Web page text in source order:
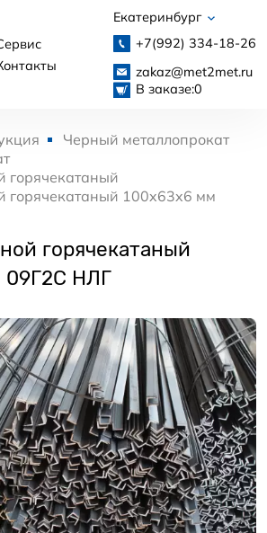
Екатеринбург
+7(992) 334-18-26
zakaz@met2met.ru
В заказе:0
Черный металлопрокат
горячекатаный
горячекатаный 100x63x6 мм
горячекатаный
09Г2С НЛГ